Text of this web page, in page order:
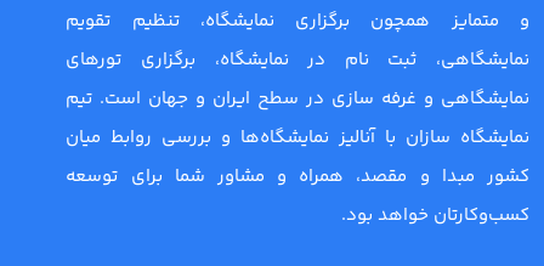
و متمایز همچون برگزاری نمایشگاه، تنظیم تقویم
نمایشگاهی، ثبت نام در نمایشگاه، برگزاری تورهای
نمایشگاهی و غرفه سازی در سطح ایران و جهان است. تیم
نمایشگاه سازان با آنالیز نمایشگاه‌ها و بررسی روابط میان
کشور مبدا و مقصد، همراه و مشاور شما برای توسعه
کسب‌وکارتان خواهد بود.